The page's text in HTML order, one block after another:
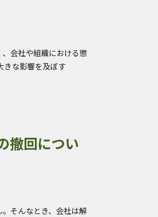
会社や組織における懲
きな影響を及ぼす
撤回につい
そんなとき、会社は解